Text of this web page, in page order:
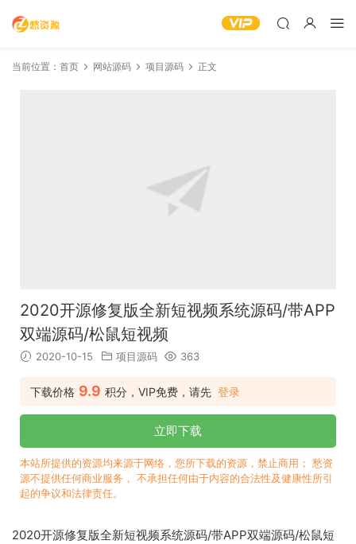
当前位置： 首页 网站源码 项目源码 正文
2020开源修复版全新短视频系统源码/带APP
双端源码/松鼠短视频
2020-10-15 项目源码 363
下载价格 9.9 积分，VIP免费，请先 登录
立即下载
本站所提供的资源均来源于网络，您所下载的资源，禁止商用； 愁资
源不提供任何商业服务， 不承担任何由于内容的合法性及健康性所引
起的争议和法律责任。
2020开源修复版全新短视频系统源码/带APP双端源码/松鼠短